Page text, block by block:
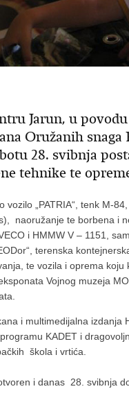
Jarun, u
Oružanih
28. svibnja
tehnike te
„PATRIA“, tenk M-
naoružanje te borbena i
i HMMW V – 1151,
terenska
te vozila i oprema koju
Vojnog muzeja
i multimedijalna izdanja
KADET i
škola i vrtića.
i danas 28. svibnja